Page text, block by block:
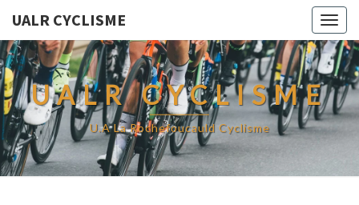
UALR CYCLISME
UALR CYCLISME
U.A La Rochefoucauld Cyclisme